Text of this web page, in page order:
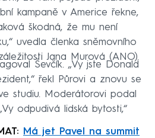
kampaně v Americe řekne,
škodná, že mu není
uvedla členka sněmovního
Jana Murová (ANO).
Ševčík. „Vy jste Donald
řekl Půrovi a znovu se
studiu. Moderátorovi podal
odpudivá lidská bytosti,“
Má jet Pavel na summit